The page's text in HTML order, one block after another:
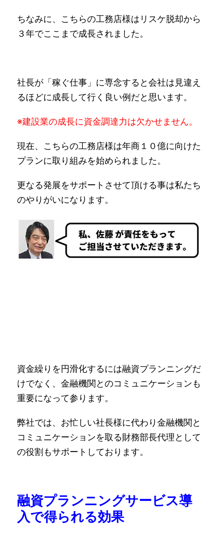
ちなみに、こちらの工務店様はリスケ脱却から
３年でここまで成長されました。
社長が「稼ぐ仕事」に専念すると会社は見違え
るほどに成長して行く良い例だと思います。
※建設業の成長に資金調達力は欠かせません。
現在、こちらの工務店様は年商１０億に向けた
プランに取り組みを始められました。
更なる発展をサポートさせて頂ける事は私たち
のやりがいになります。
資金繰りを円滑化するには融資プランニングだ
けでなく、金融機関とのコミュニケーションも
重要になって参ります。
弊社では、お忙しい社長様に代わり金融機関と
コミュニケーションを取る財務部長代理として
の役割もサポートしております。
融資プランニングサービス導
入で得られる効果